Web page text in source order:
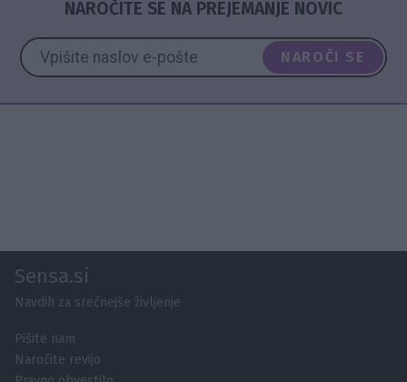
NAROČITE SE NA PREJEMANJE NOVIC
NAROČI SE
Sensa.si
Navdih za srečnejše življenje
Pišite nam
Naročite revijo